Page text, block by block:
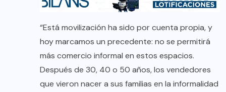
“Está movilización ha sido por cuenta propia, y
hoy marcamos un precedente: no se permitirá
más comercio informal en estos espacios.
Después de 30, 40 o 50 años, los vendedores
que vieron nacer a sus familias en la informalidad